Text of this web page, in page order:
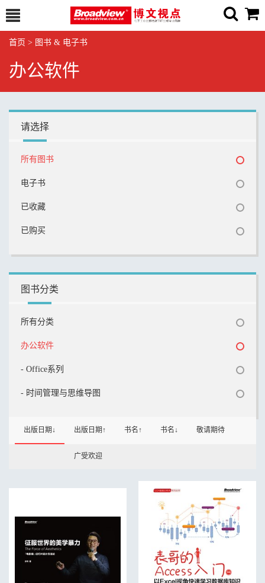
首页 > 图书 & 电子书
办公软件
请选择
所有图书
电子书
已收藏
已购买
图书分类
所有分类
办公软件
- Office系列
- 时间管理与思维导图
出版日期↓ 出版日期↑ 书名↑ 书名↓ 敬请期待
广受欢迎